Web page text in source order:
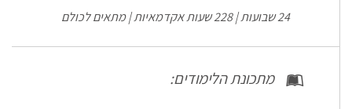
24 שבועות | 228 שעות אקדמאיות | מתאים לכולם
מתכונת הלימודים: